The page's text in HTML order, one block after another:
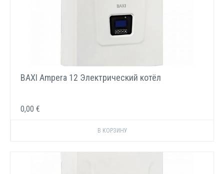
BAXI Ampera 12 Электрический котёл
0,00 €